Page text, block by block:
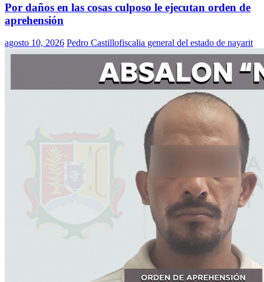
Por daños en las cosas culposo le ejecutan orden de
aprehensión
agosto 10, 2026 Pedro Castillofiscalia general del estado de nayarit